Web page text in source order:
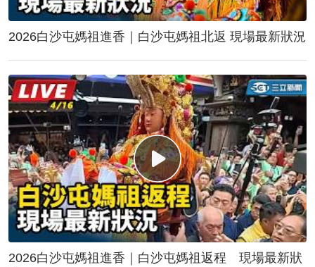
2026白沙屯媽祖進香｜白沙屯媽祖北返 現場最新狀況
2026白沙屯媽祖進香｜白沙屯媽祖返程 現場最新狀